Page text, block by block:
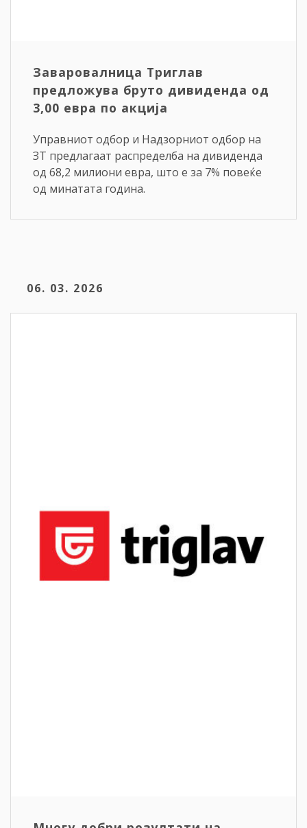
Заваровалница Триглав
предложува бруто дивиденда од
3,00 евра по акција
Управниот одбор и Надзорниот одбор на
ЗТ предлагаат распределба на дивиденда
од 68,2 милиони евра, што е за 7% повеќе
од минатата година.
06. 03. 2026